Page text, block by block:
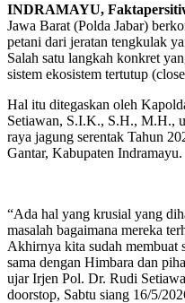
INDRAMAYU,
Jawa Barat (Polda Jabar)
petani dari jeratan tengkulak
Salah satu langkah konkret
sistem ekosistem tertutup
Hal itu ditegaskan oleh
Setiawan, S.I.K., S.H., M.H.,
raya jagung serentak Tahun
Gantar, Kabupaten Indramayu.
“Ada hal yang krusial yang
masalah bagaimana mereka
Akhirnya kita sudah membuat
sama dengan Himbara dan
ujar Irjen Pol. Dr. Rudi
doorstop, Sabtu siang 16/5/